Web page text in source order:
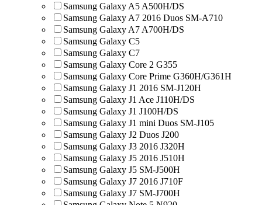
Samsung Galaxy A5 A500H/DS
Samsung Galaxy A7 2016 Duos SM-A710
Samsung Galaxy A7 A700H/DS
Samsung Galaxy C5
Samsung Galaxy C7
Samsung Galaxy Core 2 G355
Samsung Galaxy Core Prime G360H/G361H
Samsung Galaxy J1 2016 SM-J120H
Samsung Galaxy J1 Ace J110H/DS
Samsung Galaxy J1 J100H/DS
Samsung Galaxy J1 mini Duos SM-J105
Samsung Galaxy J2 Duos J200
Samsung Galaxy J3 2016 J320H
Samsung Galaxy J5 2016 J510H
Samsung Galaxy J5 SM-J500H
Samsung Galaxy J7 2016 J710F
Samsung Galaxy J7 SM-J700H